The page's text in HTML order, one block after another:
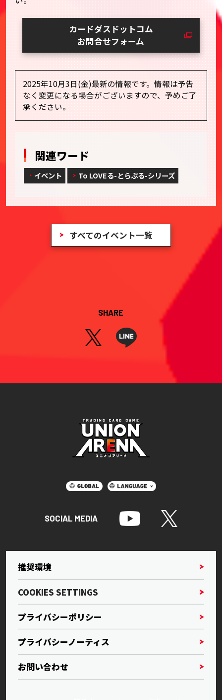
カードダスドットコム
お問合せフォーム
2025年10月3日(金)最新の情報です。情報は予告
なく変更になる場合がございますので、予めご了
承ください。
関連ワード
イベント To LOVEる-とらぶる-シリーズ
すべてのイベント一覧
SHARE
SOCIAL MEDIA
推奨環境
COOKIES SETTINGS
プライバシーポリシー
プライバシーノーティス
お問い合わせ